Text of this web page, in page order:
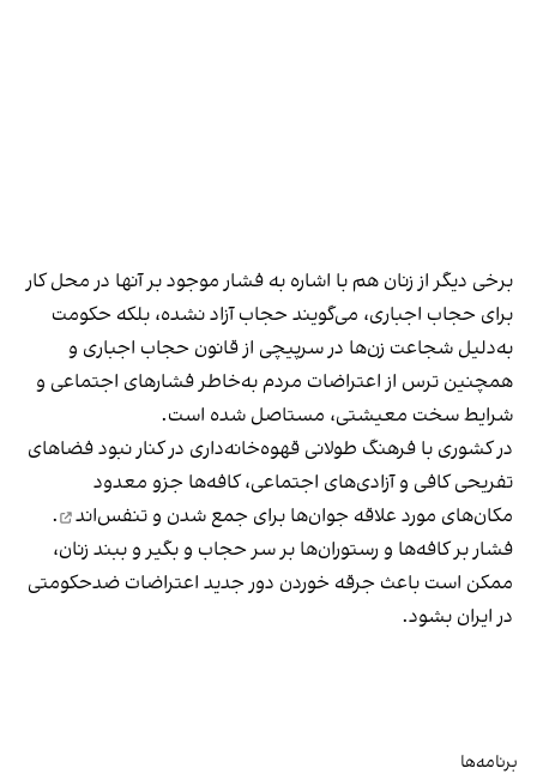
برخی دیگر از زنان هم با اشاره به فشار موجود بر آنها در محل کار
برای حجاب اجباری، می‌گویند حجاب آزاد نشده، بلکه حکومت
به‌دلیل شجاعت زن‌ها در سرپیچی از قانون حجاب اجباری و
همچنین ترس از اعتراضات مردم به‌خاطر فشارهای اجتماعی و
شرایط سخت معیشتی، مستاصل شده است.
در کشوری با فرهنگ طولانی قهوه‌‌خانه‌داری در کنار نبود فضاهای
تفریحی کافی و آزادی‌های اجتماعی، کافه‌ها جزو معدود
مکان‌های مورد علاقه جوان‌ها برای جمع شدن و تنفس‌اند
.
فشار بر کافه‌ها و رستوران‌ها بر سر حجاب و بگیر و ببند زنان،
ممکن است باعث جرقه خوردن دور جدید اعتراضات ضدحکومتی
در ایران بشود.
برنامه‌ها